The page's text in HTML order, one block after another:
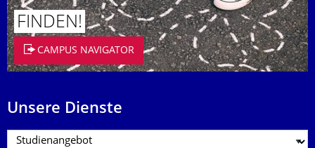
FINDEN!
CAMPUS NAVIGATOR
Unsere Dienste